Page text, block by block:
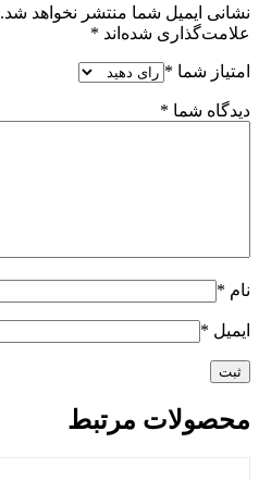
نشانی ایمیل شما منتشر نخواهد شد.
علامت‌گذاری شده‌اند *
امتیاز شما *
دیدگاه شما *
نام *
ایمیل *
محصولات مرتبط